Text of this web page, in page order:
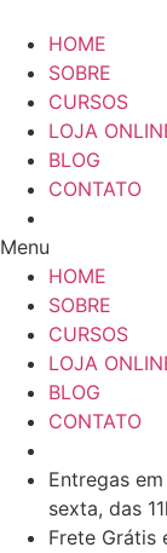
para
conteúdo
HOME
SOBRE
CURSOS
LOJA
BLOG
CONTATO
Menu
HOME
SOBRE
CURSOS
LOJA
BLOG
CONTATO
Entregas
sexta,
Frete Grátis